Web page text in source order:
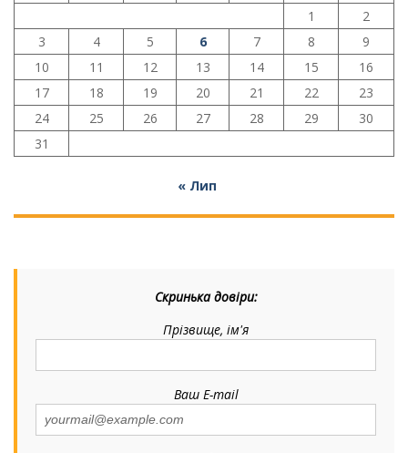
1
2
3
4 5 6 7 8
9
10
11 12 13 14 15
16
17
18 19 20 21 22
23
24
25 26 27 28 29
30
31
« Лип
Скринька довіри:
Прізвище, ім'я
Ваш E-mail